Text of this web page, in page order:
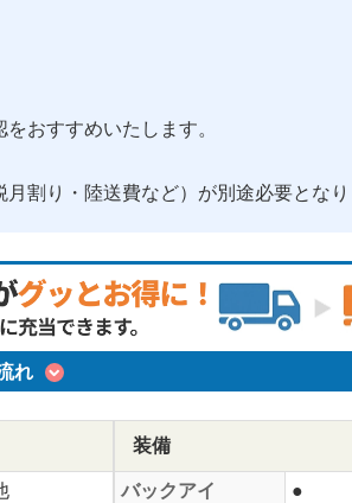
おすすめいたします。
割り・陸送費など）が別途必要となり
れ
装備
バックアイ
●